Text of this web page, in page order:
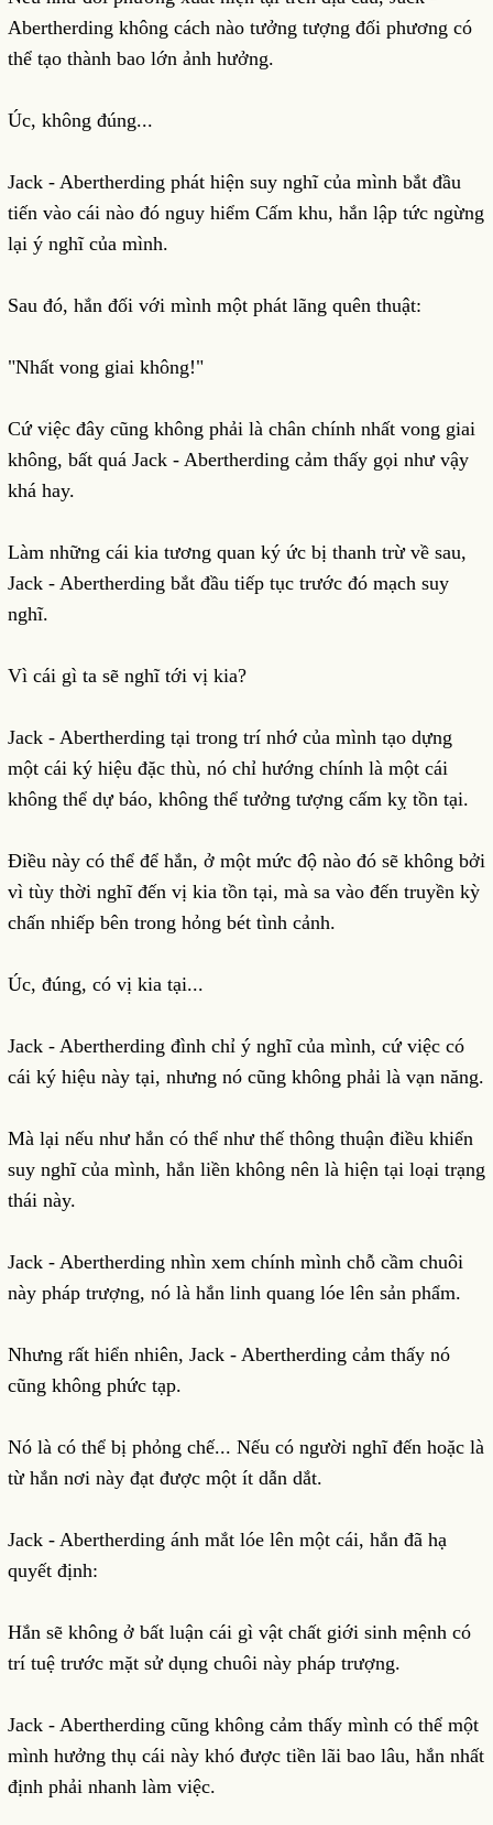
Abertherding không cách nào tưởng tượng đối phương có
thể tạo thành bao lớn ảnh hưởng.
Úc, không đúng...
Jack - Abertherding phát hiện suy nghĩ của mình bắt đầu
tiến vào cái nào đó nguy hiểm Cấm khu, hắn lập tức ngừng
lại ý nghĩ của mình.
Sau đó, hắn đối với mình một phát lãng quên thuật:
"Nhất vong giai không!"
Cứ việc đây cũng không phải là chân chính nhất vong giai
không, bất quá Jack - Abertherding cảm thấy gọi như vậy
khá hay.
Làm những cái kia tương quan ký ức bị thanh trừ về sau,
Jack - Abertherding bắt đầu tiếp tục trước đó mạch suy
nghĩ.
Vì cái gì ta sẽ nghĩ tới vị kia?
Jack - Abertherding tại trong trí nhớ của mình tạo dựng
một cái ký hiệu đặc thù, nó chỉ hướng chính là một cái
không thể dự báo, không thể tưởng tượng cấm kỵ tồn tại.
Điều này có thể để hắn, ở một mức độ nào đó sẽ không bởi
vì tùy thời nghĩ đến vị kia tồn tại, mà sa vào đến truyền kỳ
chấn nhiếp bên trong hỏng bét tình cảnh.
Úc, đúng, có vị kia tại...
Jack - Abertherding đình chỉ ý nghĩ của mình, cứ việc có
cái ký hiệu này tại, nhưng nó cũng không phải là vạn năng.
Mà lại nếu như hắn có thể như thế thông thuận điều khiển
suy nghĩ của mình, hắn liền không nên là hiện tại loại trạng
thái này.
Jack - Abertherding nhìn xem chính mình chỗ cầm chuôi
này pháp trượng, nó là hắn linh quang lóe lên sản phẩm.
Nhưng rất hiển nhiên, Jack - Abertherding cảm thấy nó
cũng không phức tạp.
Nó là có thể bị phỏng chế... Nếu có người nghĩ đến hoặc là
từ hắn nơi này đạt được một ít dẫn dắt.
Jack - Abertherding ánh mắt lóe lên một cái, hắn đã hạ
quyết định:
Hắn sẽ không ở bất luận cái gì vật chất giới sinh mệnh có
trí tuệ trước mặt sử dụng chuôi này pháp trượng.
Jack - Abertherding cũng không cảm thấy mình có thể một
mình hưởng thụ cái này khó được tiền lãi bao lâu, hắn nhất
định phải nhanh làm việc.